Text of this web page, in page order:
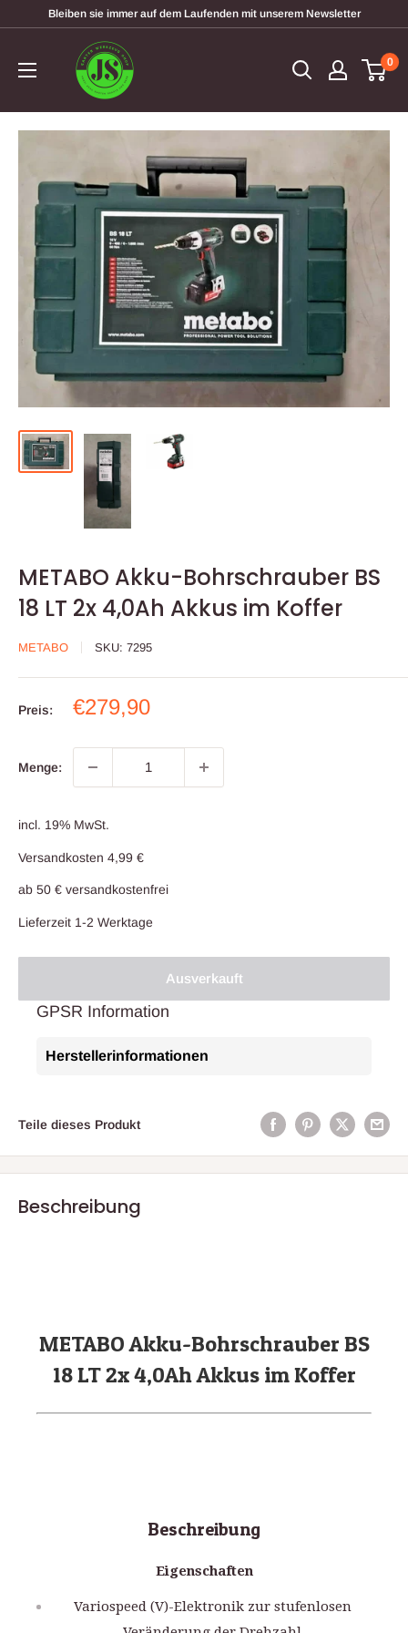
Bleiben sie immer auf dem Laufenden mit unserem Newsletter
garten-
werkzeugshop
0
METABO Akku-Bohrschrauber BS
18 LT 2x 4,0Ah Akkus im Koffer
METABO SKU: 7295
Preis: Sonderpreis
€279,90
Menge:
incl. 19% MwSt.
Versandkosten 4,99 €
ab 50 € versandkostenfrei
Lieferzeit 1-2 Werktage
Ausverkauft
GPSR Information
Herstellerinformationen
Teile dieses Produkt
Beschreibung
METABO Akku-Bohrschrauber BS
18 LT 2x 4,0Ah Akkus im Koffer
Beschreibung
Eigenschaften
Variospeed (V)-Elektronik zur stufenlosen